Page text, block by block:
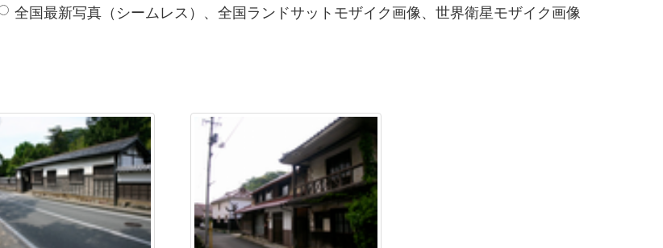
全国最新写真（シームレス）、全国ランドサットモザイク画像、世界衛星モザイク画像